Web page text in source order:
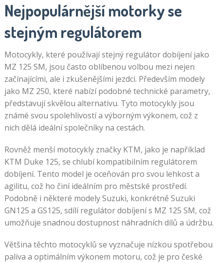
Nejpopulárnější motorky se
stejným regulátorem
Motocykly, které používají stejný regulátor dobíjení jako
MZ 125 SM, jsou často oblíbenou volbou mezi nejen
začínajícími, ale i zkušenějšími jezdci. Především modely
jako MZ 250, které nabízí podobné technické parametry,
představují skvělou alternativu. Tyto motocykly jsou
známé svou spolehlivostí a výborným výkonem, což z
nich dělá ideální společníky na cestách.
Rovněž menší motocykly značky KTM, jako je například
KTM Duke 125, se chlubí kompatibilním regulátorem
dobíjení. Tento model je oceňován pro svou lehkost a
agilitu, což ho činí ideálním pro městské prostředí.
Podobně i některé modely Suzuki, konkrétně Suzuki
GN125 a GS125, sdílí regulátor dobíjení s MZ 125 SM, což
umožňuje snadnou dostupnost náhradních dílů a údržbu.
Většina těchto motocyklů se vyznačuje nízkou spotřebou
paliva a optimálním výkonem motoru, což je pro české